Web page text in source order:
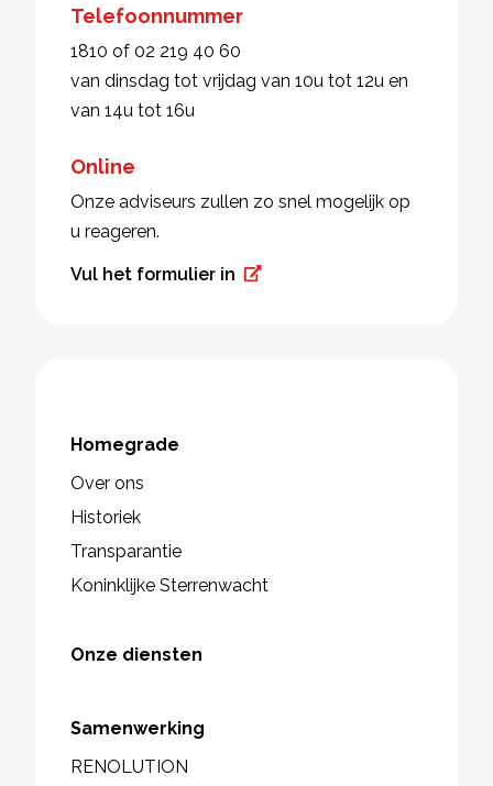
Telefoonnummer
1810 of 02 219 40 60
van dinsdag tot vrijdag van 10u tot 12u en
van 14u tot 16u
Online
Onze adviseurs zullen zo snel mogelijk op
u reageren.
Vul het formulier in
Homegrade
Over ons
Historiek
Transparantie
Koninklijke Sterrenwacht
Onze diensten
Samenwerking
RENOLUTION